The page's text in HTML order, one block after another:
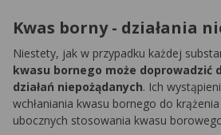
Kwas borny - działania
Niestety, jak w przypadku każdej
kwasu bornego może doprowadzić
działań niepożądanych. Ich
wchłaniania kwasu bornego do
ubocznych stosowania kwasu